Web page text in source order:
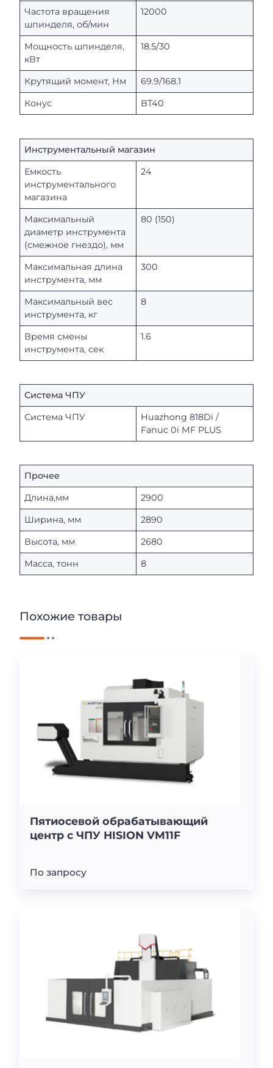
Частота вращения
шпинделя, об/мин
12000
Мощность шпинделя,
кВт
18.5/30
Крутящий момент, Нм
69.9/168.1
Конус
BT40
Инструментальный магазин
Емкость
инструментального
магазина
24
Максимальный
диаметр инструмента
(смежное гнездо), мм
80 (150)
Максимальная длина
инструмента, мм
300
Максимальный вес
инструмента, кг
8
Время смены
инструмента, сек
1.6
Система ЧПУ
Система ЧПУ
Huazhong 818Di /
Fanuc 0i MF PLUS
Прочее
Длина,мм
2900
Ширина, мм
2890
Высота, мм
2680
Масса, тонн
8
Похожие товары
Пятиосевой обрабатывающий
центр с ЧПУ HISION VM11F
По запросу